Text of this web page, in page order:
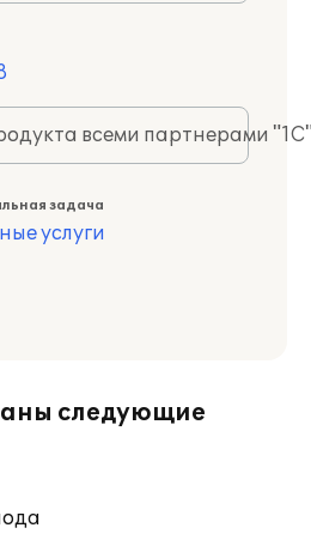
всеми партнерами
задача
услуги
следующие